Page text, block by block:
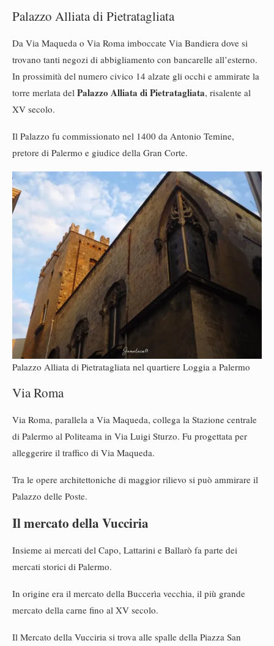
Palazzo Alliata di Pietratagliata
Da Via Maqueda o Via Roma imboccate Via Bandiera dove si
trovano tanti negozi di abbigliamento con bancarelle all’esterno.
In prossimità del numero civico 14 alzate gli occhi e ammirate la
torre merlata del Palazzo Alliata di Pietratagliata, risalente al
XV secolo.
Il Palazzo fu commissionato nel 1400 da Antonio Temine,
pretore di Palermo e giudice della Gran Corte.
Palazzo Alliata di Pietratagliata nel quartiere Loggia a Palermo
Via Roma
Via Roma, parallela a Via Maqueda, collega la Stazione centrale
di Palermo al Politeama in Via Luigi Sturzo. Fu progettata per
alleggerire il traffico di Via Maqueda.
Tra le opere architettoniche di maggior rilievo si può ammirare il
Palazzo delle Poste.
Il mercato della Vucciria
Insieme ai mercati del Capo, Lattarini e Ballarò fa parte dei
mercati storici di Palermo.
In origine era il mercato della Buccerìa vecchia, il più grande
mercato della carne fino al XV secolo.
Il Mercato della Vucciria si trova alle spalle della Piazza San